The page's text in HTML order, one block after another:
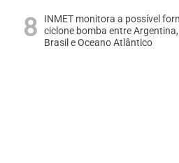
INMET monitora a possível
ciclone bomba entre
Brasil e Oceano Atlântico